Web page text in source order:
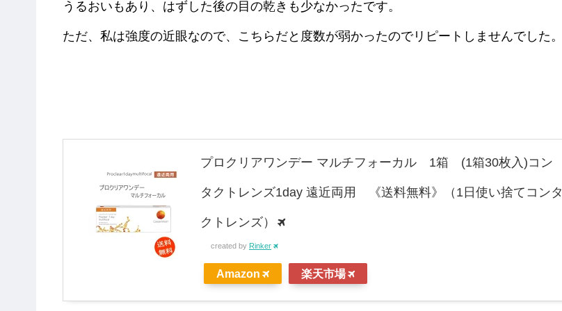
うるおいもあり、はずした後の目の乾きも少なかったです。
ただ、私は強度の近眼なので、こちらだと度数が弱かったのでリピートしませんでした。
プロクリアワンデー マルチフォーカル 1箱 (1箱30枚入)コン
タクトレンズ1day 遠近両用 《送料無料》（1日使い捨てコンタ
クトレンズ）
created by Rinker
Amazon 楽天市場